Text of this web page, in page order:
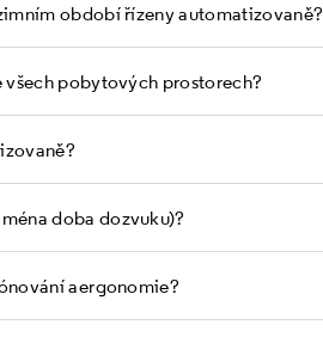
období řízeny automatizovaně?
všech pobytových prostorech?
doba dozvuku)?
a ergonomie?